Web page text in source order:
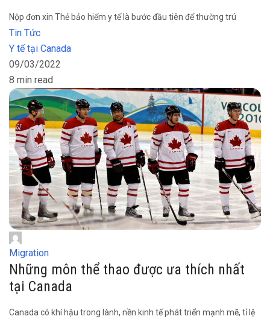
Nộp đơn xin Thẻ bảo hiểm y tế là bước đầu tiên để thường trú
Tin Tức
Y tế tại Canada
09/03/2022
8 min read
Migration
Những môn thể thao được ưa thích nhất
tại Canada
Canada có khí hậu trong lành, nền kinh tế phát triển mạnh mẽ, tỉ lệ